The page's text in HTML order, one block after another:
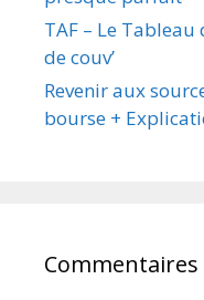
TAF – Le Tableau
de couv’
Revenir aux
bourse +